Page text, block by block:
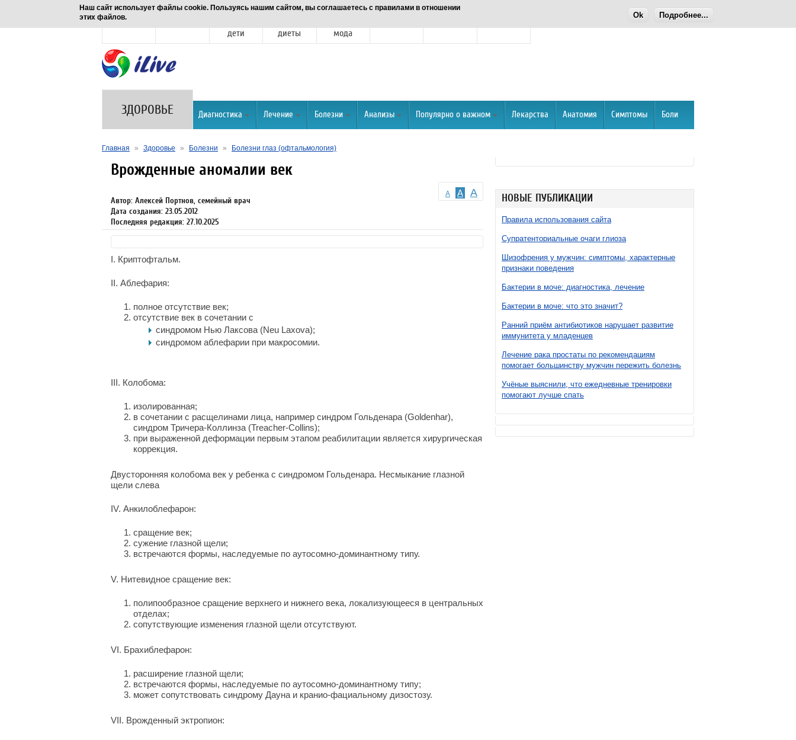
Наш сайт использует файлы cookie. Пользуясь нашим сайтом, вы соглашаетесь с правилами в отношении
этих файлов.
Ok Подробнее...
Новости
дети
диеты
мода
ЗДОРОВЬЕ Диагностика Лечение Болезни Анализы Популярно о важном Лекарства Анатомия Симптомы Боли
Главная » Здоровье » Болезни » Болезни глаз (офтальмология)
НОВЫЕ ПУБЛИКАЦИИ
Правила использования сайта
Супратенториальные очаги глиоза
Шизофрения у мужчин: симптомы, характерные
признаки поведения
Бактерии в моче: диагностика, лечение
Бактерии в моче: что это значит?
Ранний приём антибиотиков нарушает развитие
иммунитета у младенцев
Лечение рака простаты по рекомендациям
помогает большинству мужчин пережить болезнь
Учёные выяснили, что ежедневные тренировки
помогают лучше спать
A A A
Врожденные аномалии век
Автор: Алексей Портнов, семейный врач
Дата создания: 23.05.2012
Последняя редакция: 27.10.2025
I. Криптофтальм.
II. Аблефария:
полное отсутствие век;
отсутствие век в сочетании с
синдромом Нью Лаксова (Neu Laxova);
синдромом аблефарии при макросомии.
III. Колобома:
изолированная;
в сочетании с расщелинами лица, например синдром Гольденара (Goldenhar),
синдром Тричера-Коллинза (Treacher-Collins);
при выраженной деформации первым этапом реабилитации является хирургическая
коррекция.
Двусторонняя колобома век у ребенка с синдромом Гольденара. Несмыкание глазной
щели слева
IV. Анкилоблефарон:
сращение век;
сужение глазной щели;
встречаются формы, наследуемые по аутосомно-доминантному типу.
V. Нитевидное сращение век:
полипообразное сращение верхнего и нижнего века, локализующееся в центральных
отделах;
сопутствующие изменения глазной щели отсутствуют.
VI. Брахиблефарон:
расширение глазной щели;
встречаются формы, наследуемые по аутосомно-доминантному типу;
может сопутствовать синдрому Дауна и кранио-фациальному дизостозу.
VII. Врожденный эктропион: